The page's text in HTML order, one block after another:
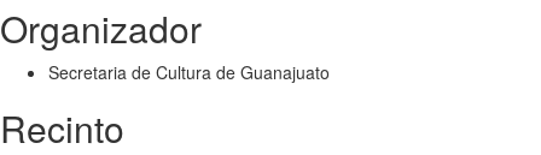
Organizador
Secretaria de Cultura de Guanajuato
Recinto